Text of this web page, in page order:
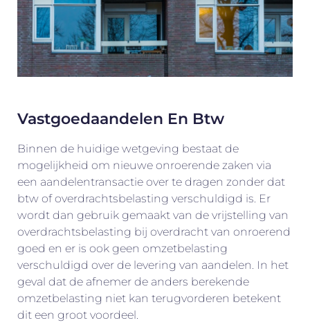
Vastgoedaandelen En Btw
Binnen de huidige wetgeving bestaat de
mogelijkheid om nieuwe onroerende zaken via
een aandelentransactie over te dragen zonder dat
btw of overdrachtsbelasting verschuldigd is. Er
wordt dan gebruik gemaakt van de vrijstelling van
overdrachtsbelasting bij overdracht van onroerend
goed en er is ook geen omzetbelasting
verschuldigd over de levering van aandelen. In het
geval dat de afnemer de anders berekende
omzetbelasting niet kan terugvorderen betekent
dit een groot voordeel.